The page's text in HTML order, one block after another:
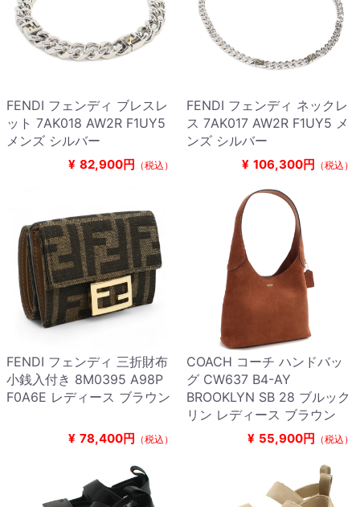
FENDI フェンディ ブレスレ
ット 7AK018 AW2R F1UY5
メンズ シルバー
¥ 82,900円 （税込）
FENDI フェンディ ネックレ
ス 7AK017 AW2R F1UY5 メ
ンズ シルバー
¥ 106,300円 （税込）
FENDI フェンディ 三折財布
小銭入付き 8M0395 A98P
F0A6E レディース ブラウン
¥ 78,400円 （税込）
COACH コーチ ハンドバッ
グ CW637 B4-AY
BROOKLYN SB 28 ブルック
リン レディース ブラウン
¥ 55,900円 （税込）